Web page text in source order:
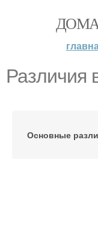
Различия
Основные